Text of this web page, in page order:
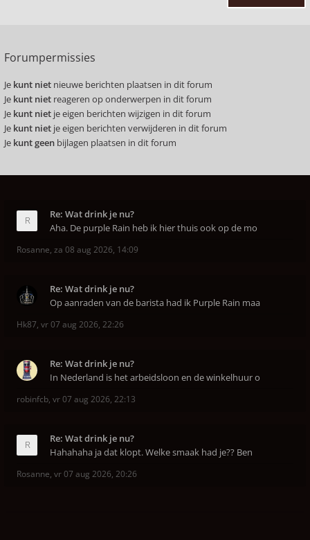
Forumpermissies
Je kunt niet nieuwe berichten plaatsen in dit forum
Je kunt niet reageren op onderwerpen in dit forum
Je kunt niet je eigen berichten wijzigen in dit forum
Je kunt niet je eigen berichten verwijderen in dit forum
Je kunt geen bijlagen plaatsen in dit forum
Re: Wat drink je nu?
Aha. De purple Rain heb ik hier thuis ook op de mo
Rosanne, za 08 aug 2026, 14:09
Re: Wat drink je nu?
Op aanraden van de barista had ik Purple Rain maa
Hk87, vr 07 aug 2026, 22:26
Re: Wat drink je nu?
In Nederland is het arbeidsloon en de winkelhuur o
robinfcb, vr 07 aug 2026, 22:13
Re: Wat drink je nu?
Hahahaha ja dat klopt. Welke smaak had je?? Ben
Rosanne, vr 07 aug 2026, 20:26